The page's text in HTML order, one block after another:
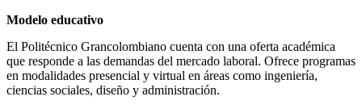
Modelo educativo
El Politécnico Grancolombiano cuenta con una oferta académica
que responde a las demandas del mercado laboral. Ofrece programas
en modalidades presencial y virtual en áreas como ingeniería,
ciencias sociales, diseño y administración.